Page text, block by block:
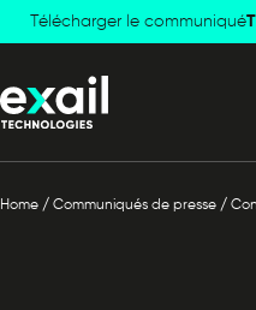
Skip to
navigation
Skip to
content
Télécharger le communiqué
Home / Communiqués de presse /